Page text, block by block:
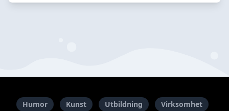
Humor Kunst Utbildning Virksomhet